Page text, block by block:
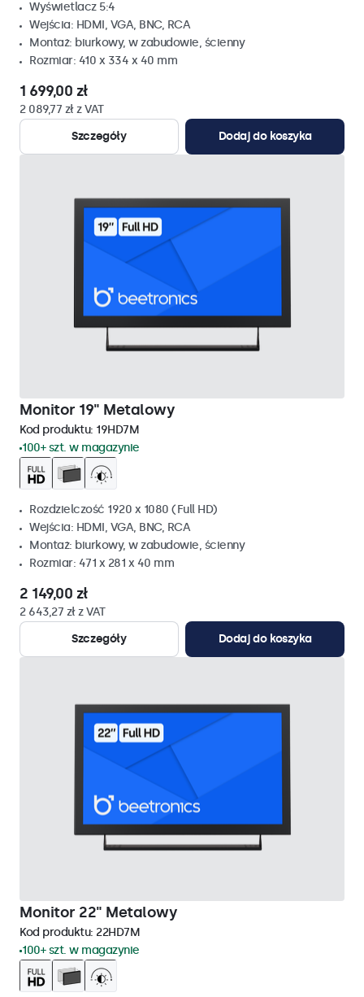
Wyświetlacz 5:4
Wejścia: HDMI, VGA, BNC, RCA
Montaż: biurkowy, w zabudowie, ścienny
Rozmiar: 410 x 334 x 40 mm
1 699,00 zł
2 089,77 zł z VAT
Szczegóły
Dodaj do koszyka
Monitor 19" Metalowy
Kod produktu: 19HD7M
100+ szt. w magazynie
Rozdzielczość 1920 x 1080 (Full HD)
Wejścia: HDMI, VGA, BNC, RCA
Montaż: biurkowy, w zabudowie, ścienny
Rozmiar: 471 x 281 x 40 mm
2 149,00 zł
2 643,27 zł z VAT
Szczegóły
Dodaj do koszyka
Monitor 22" Metalowy
Kod produktu: 22HD7M
100+ szt. w magazynie